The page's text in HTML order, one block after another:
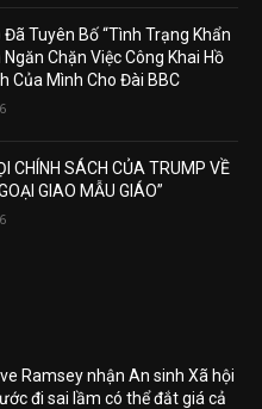
Tuyên Bố “Tình Trạng Khẩn
Ngăn Chặn Việc Công Khai Hồ
Của Mình Cho Đài BBC
CHÍNH SÁCH CỦA TRUMP VỀ
GIAO MẪU GIÁO”
Ramsey nhận An sinh Xã hội
đi sai lầm có thể đắt giá cả